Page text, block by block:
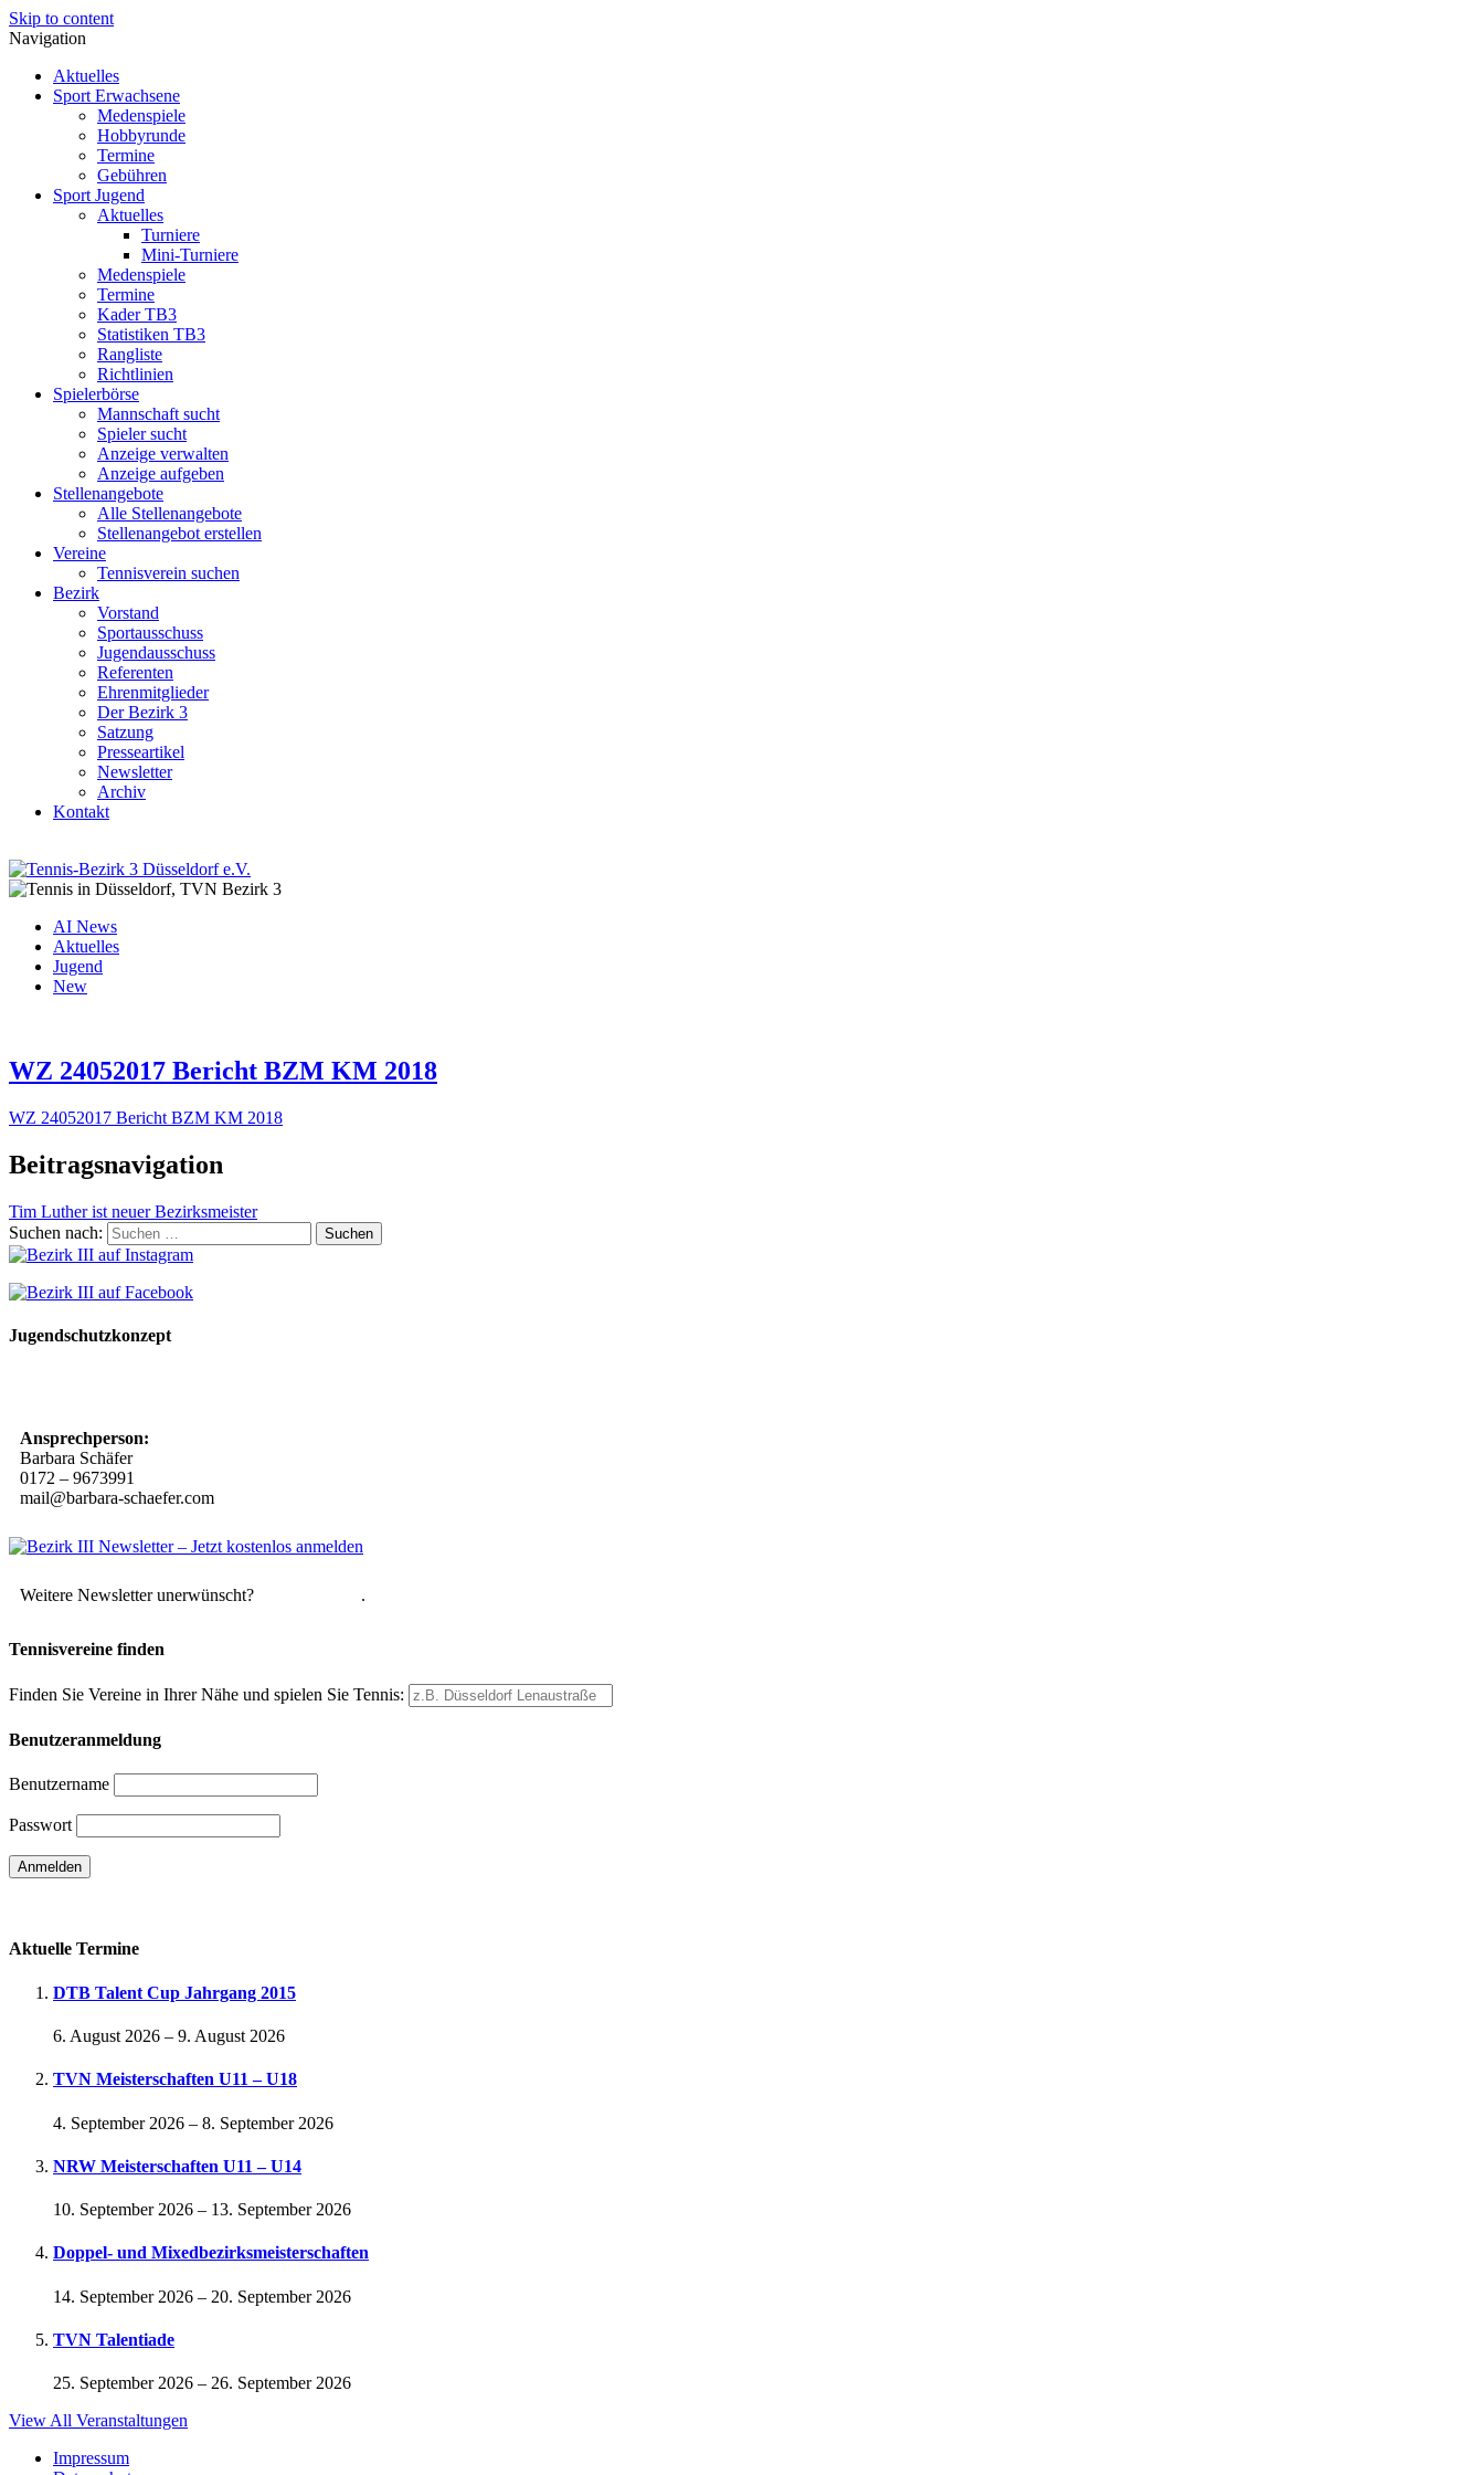
Skip to content
Navigation
Aktuelles
Sport Erwachsene
Medenspiele
Hobbyrunde
Termine
Gebühren
Sport Jugend
Aktuelles
Turniere
Mini-Turniere
Medenspiele
Termine
Kader TB3
Statistiken TB3
Rangliste
Richtlinien
Spielerbörse
Mannschaft sucht
Spieler sucht
Anzeige verwalten
Anzeige aufgeben
Stellenangebote
Alle Stellenangebote
Stellenangebot erstellen
Vereine
Tennisverein suchen
Bezirk
Vorstand
Sportausschuss
Jugendausschuss
Referenten
Ehrenmitglieder
Der Bezirk 3
Satzung
Presseartikel
Newsletter
Archiv
Kontakt
AI News
Aktuelles
Jugend
New
WZ 24052017 Bericht BZM KM 2018
WZ 24052017 Bericht BZM KM 2018
Beitragsnavigation
Tim Luther ist neuer Bezirksmeister
Suchen nach:
Jugendschutzkonzept
Ansprechperson:
Barbara Schäfer
0172 – 9673991
mail@barbara-schaefer.com
Weitere Newsletter unerwünscht? .
Tennisvereine finden
Finden Sie Vereine in Ihrer Nähe und spielen Sie Tennis:
Benutzeranmeldung
Benutzername
Passwort
Aktuelle Termine
DTB Talent Cup Jahrgang 2015
6. August 2026 – 9. August 2026
TVN Meisterschaften U11 – U18
4. September 2026 – 8. September 2026
NRW Meisterschaften U11 – U14
10. September 2026 – 13. September 2026
Doppel- und Mixedbezirksmeisterschaften
14. September 2026 – 20. September 2026
TVN Talentiade
25. September 2026 – 26. September 2026
View All Veranstaltungen
Impressum